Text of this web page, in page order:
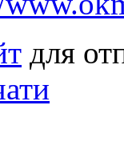
для